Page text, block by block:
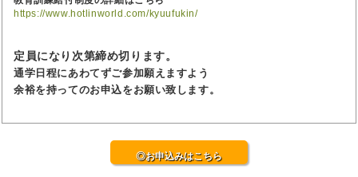
https://www.hotlinworld.com/kyuufukin/
定員になり次第締め切ります。
通学日程にあわてずご参加願えますよう
余裕を持ってのお申込をお願い致します。
◎お申込みはこちら